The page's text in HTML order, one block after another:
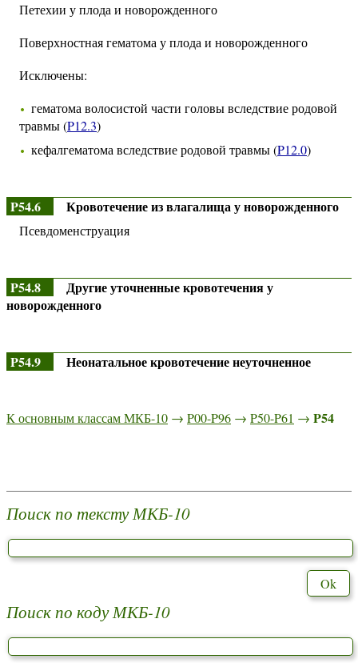
Петехии у плода и новорожденного
Поверхностная гематома у плода и новорожденного
Исключены:
гематома волосистой части головы вследствие родовой
травмы (P12.3)
кефалгематома вследствие родовой травмы (P12.0)
P54.6 Кровотечение из влагалища у новорожденного
Псевдоменструация
P54.8
Другие уточненные кровотечения у
новорожденного
P54.9 Неонатальное кровотечение неуточненное
К основным классам МКБ-10 → P00-P96 → P50-P61 → P54
Поиск по тексту МКБ-10
Поиск по коду МКБ-10